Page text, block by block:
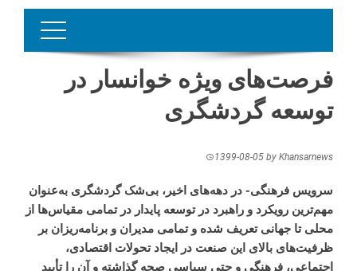
فرصت­‌های ويژه خوانسار در
توسعه گردشگری
1399-08-05 by Khansarnews
سرویس فرهنگی- در دهه­‌های اخير، بی‌­شک گردشگری به‌عنوان
مهم‌­ترين رويکرد و راهبرد در توسعه پايدار در تمامی مقياس­‌ها از
محلی تا جهانی تعریف شده و تمامی مديران و برنامه‌­ريزان بر
ظرفیت‌های بالای اين صنعت در ايجاد تحولات اقتصادی،
اجتماعی، فرهنگی و حتی سياسی صحه گذاشته و آن را تأييد